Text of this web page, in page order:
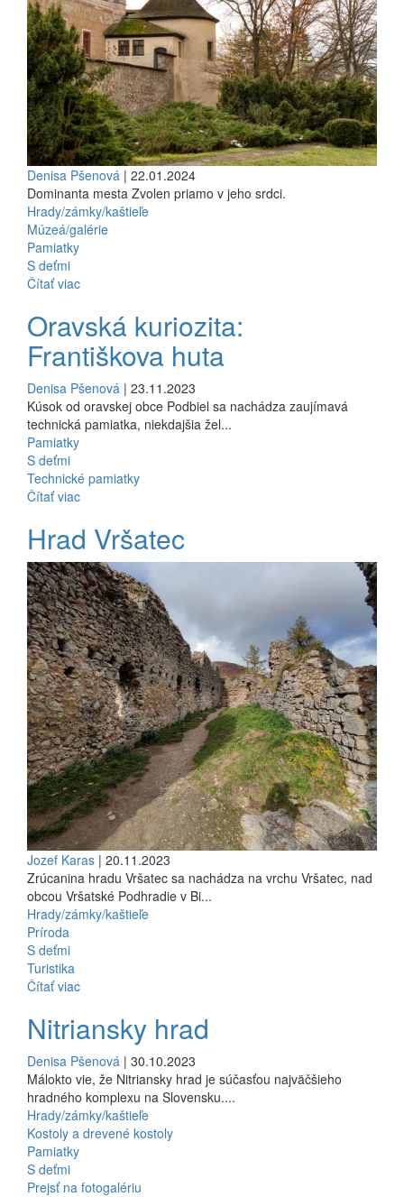
Denisa Pšenová | 22.01.2024
Dominanta mesta Zvolen priamo v jeho srdci.
Hrady/zámky/kaštieľe
Múzeá/galérie
Pamiatky
S deťmi
Čítať viac
Oravská kuriozita:
Františkova huta
Denisa Pšenová | 23.11.2023
Kúsok od oravskej obce Podbiel sa nachádza zaujímavá
technická pamiatka, niekdajšia žel...
Pamiatky
S deťmi
Technické pamiatky
Čítať viac
Hrad Vršatec
Jozef Karas | 20.11.2023
Zrúcanina hradu Vršatec sa nachádza na vrchu Vršatec, nad
obcou Vršatské Podhradie v Bi...
Hrady/zámky/kaštieľe
Príroda
S deťmi
Turistika
Čítať viac
Nitriansky hrad
Denisa Pšenová | 30.10.2023
Málokto vie, že Nitriansky hrad je súčasťou najväčšieho
hradného komplexu na Slovensku....
Hrady/zámky/kaštieľe
Kostoly a drevené kostoly
Pamiatky
S deťmi
Prejsť na fotogalériu